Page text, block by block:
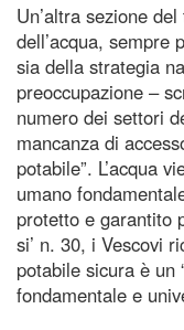
Un’altra sezione
dell’acqua, sempre
sia della strategia
preoccupazione –
numero dei settori
mancanza di
potabile”. L’acqua
umano
protetto e garantito
si’ n. 30, i Vescovi
potabile sicura è un
fondamentale e